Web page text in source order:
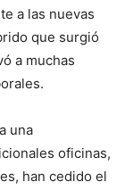
a las nuevas
que surgió
a muchas
una
oficinas,
han cedido el